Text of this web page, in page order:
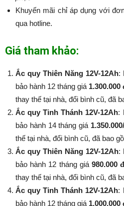
Khuyến mãi chỉ áp dụng với
qua hotline.
Giá tham khảo:
Ắc quy Thiên Năng 12V-12Ah:
bảo hành 12 tháng giá
thay thế tại nhà, đổi bình cũ, đã
Ắc quy Tinh Thánh 12V-12Ah:
bảo hành 14 tháng giá
thế tại nhà, đổi bình cũ, đã bao
Ắc quy Thiên Năng 12V-12Ah:
bảo hành 12 tháng giá 980.000
thay thế tại nhà, đổi bình cũ, đã
Ắc quy Tinh Thánh 12V-12Ah:
bảo hành 12 tháng giá